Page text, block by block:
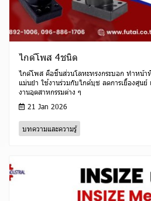
ไกด์โพส 4ชนิด
ไกด์โพส คือชิ้นส่วนโลหะทรงกระบอก ทำหน้า
แม่นยำ ใช้งานร่วมกับไกด์บุช ลดการเยื้องศูนย์
งานอุตสาหกรรมต่าง ๆ
21 Jan 2026
บทความและความรู้